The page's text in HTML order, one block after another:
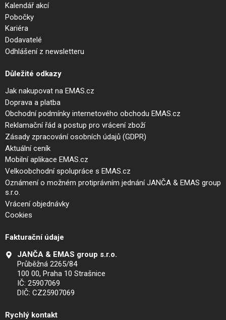
Kalendář akcí
Pobočky
Kariéra
Dodavatelé
Odhlášení z newsletteru
Důležité odkazy
Jak nakupovat na EMAS.cz
Doprava a platba
Obchodní podmínky internetového obchodu EMAS.cz
Reklamační řád a postup pro vrácení zboží
Zásady zpracování osobních údajů (GDPR)
Aktuální ceník
Mobilní aplikace EMAS.cz
Velkoobchodní spolupráce s EMAS.cz
Oznámení o možném protiprávním jednání JANČA & EMAS group
s.r.o.
Vrácení objednávky
Cookies
Fakturační údaje
JANČA & EMAS group s.r.o.
Průběžná 2265/84
100 00, Praha 10 Strašnice
IČ: 25907069
DIČ: CZ25907069
Rychlý kontakt